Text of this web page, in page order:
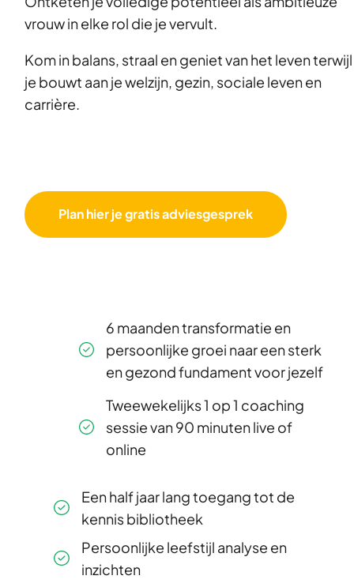
vrouw in elke rol die je vervult.
Kom in balans, straal en geniet van het leven terwijl
je bouwt aan je welzijn, gezin, sociale leven en
carrière.
Plan hier je gratis adviesgesprek
6 maanden transformatie en
persoonlijke groei naar een sterk
en gezond fundament voor jezelf
Tweewekelijks 1 op 1 coaching
sessie van 90 minuten live of
online
Een half jaar lang toegang tot de
kennis bibliotheek
Persoonlijke leefstijl analyse en
inzichten